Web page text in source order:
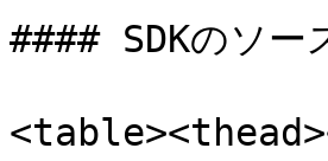
#### SDKのソー